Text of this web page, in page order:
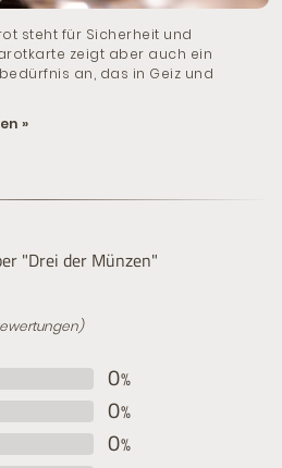
steht für Sicherheit und
zeigt aber auch ein
an, das in Geiz und
»
"Drei der Münzen"
0%
0%
0%